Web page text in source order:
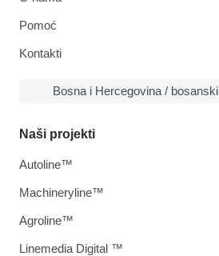
Pomoć
Kontakti
Bosna i Hercegovina / bosanski
Naši projekti
Autoline™
Machineryline™
Agroline™
Linemedia Digital ™